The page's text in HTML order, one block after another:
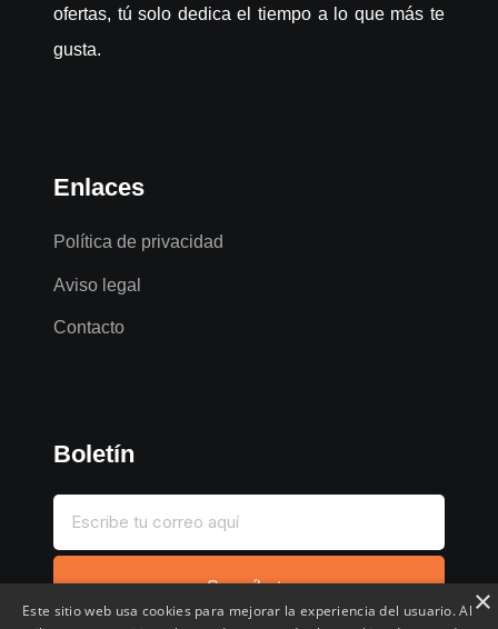
ofertas, tú solo dedica el tiempo a lo que más te
gusta.
Enlaces
Política de privacidad
Aviso legal
Contacto
Boletín
Suscríbete ×
Este sitio web usa cookies para mejorar la experiencia del usuario. Al